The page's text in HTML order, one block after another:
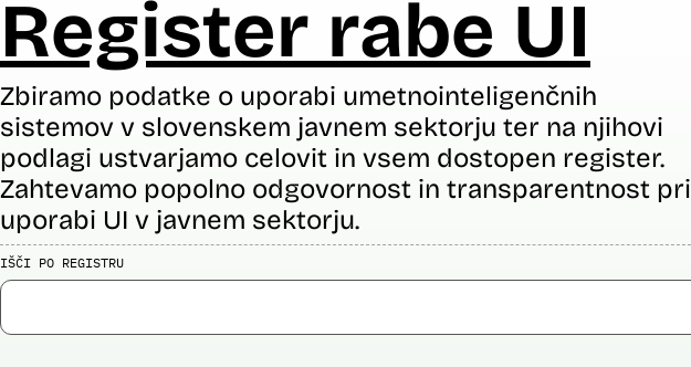
Register rabe UI
Zbiramo podatke o uporabi umetnointeligenčnih
sistemov v slovenskem javnem sektorju ter na njihovi
podlagi ustvarjamo celovit in vsem dostopen register.
Zahtevamo popolno odgovornost in transparentnost pri
uporabi UI v javnem sektorju.
IŠČI PO REGISTRU